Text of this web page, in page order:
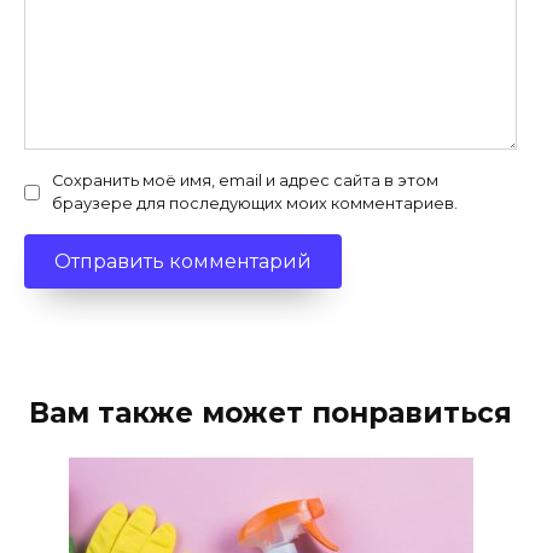
Сохранить моё имя, email и адрес сайта в этом
браузере для последующих моих комментариев.
Вам также может понравиться